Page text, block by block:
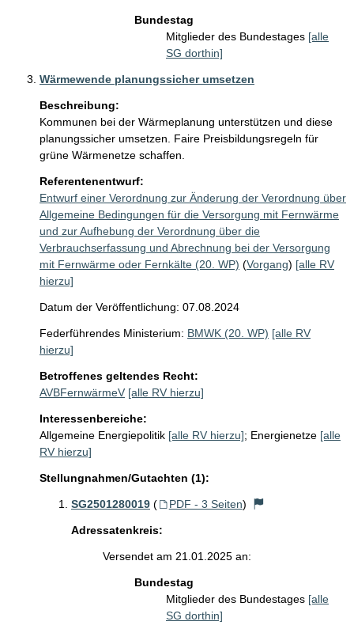
Bundestag
Mitglieder des Bundestages [alle
SG dorthin]
Wärmewende planungssicher umsetzen
Beschreibung:
Kommunen bei der Wärmeplanung unterstützen und diese
planungssicher umsetzen. Faire Preisbildungsregeln für
grüne Wärmenetze schaffen.
Referentenentwurf:
Entwurf einer Verordnung zur Änderung der Verordnung über
Allgemeine Bedingungen für die Versorgung mit Fernwärme
und zur Aufhebung der Verordnung über die
Verbrauchserfassung und Abrechnung bei der Versorgung
mit Fernwärme oder Fernkälte (20. WP) (Vorgang) [alle RV
hierzu]
Datum der Veröffentlichung: 07.08.2024
Federführendes Ministerium: BMWK (20. WP) [alle RV
hierzu]
Betroffenes geltendes Recht:
AVBFernwärmeV [alle RV hierzu]
Interessenbereiche:
Allgemeine Energiepolitik [alle RV hierzu]; Energienetze [alle
RV hierzu]
Stellungnahmen/Gutachten (1):
SG2501280019 ( PDF - 3 Seiten)
Adressatenkreis:
Versendet am 21.01.2025 an:
Bundestag
Mitglieder des Bundestages [alle
SG dorthin]